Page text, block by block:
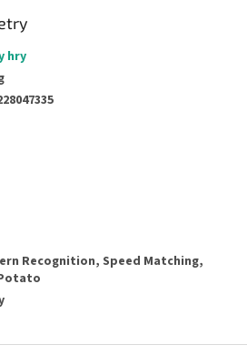
hry
Recognition, Speed Matching,